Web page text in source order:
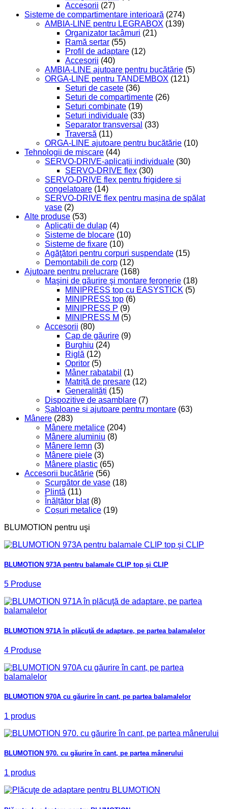
Accesorii (27)
Sisteme de compartimentare interioară (274)
AMBIA-LINE pentru LEGRABOX (139)
Organizator tacâmuri (21)
Ramă sertar (55)
Profil de adaptare (12)
Accesorii (40)
AMBIA-LINE ajutoare pentru bucătărie (5)
ORGA-LINE pentru TANDEMBOX (121)
Seturi de casete (36)
Seturi de compartimente (26)
Seturi combinate (19)
Seturi individuale (33)
Separator transversal (33)
Traversă (11)
ORGA-LINE ajutoare pentru bucătărie (10)
Tehnologii de mișcare (44)
SERVO-DRIVE-aplicații individuale (30)
SERVO-DRIVE flex (30)
SERVO-DRIVE flex pentru frigidere si
congelatoare (14)
SERVO-DRIVE flex pentru mașina de spălat
vase (2)
Alte produse (53)
Aplicații de dulap (4)
Sisteme de blocare (10)
Sisteme de fixare (10)
Agăţători pentru corpuri suspendate (15)
Demontabili de corp (12)
Ajutoare pentru prelucrare (168)
Maşini de găurire şi montare feronerie (18)
MINIPRESS top cu EASYSTICK (5)
MINIPRESS top (6)
MINIPRESS P (9)
MINIPRESS M (5)
Accesorii (80)
Cap de găurire (9)
Burghiu (24)
Riglă (12)
Opritor (5)
Mâner rabatabil (1)
Matriță de presare (12)
Generalități (15)
Dispozitive de asamblare (7)
Șabloane și ajutoare pentru montare (63)
Mânere (283)
Mânere metalice (204)
Mânere aluminiu (8)
Mânere lemn (3)
Mânere piele (3)
Mânere plastic (65)
Accesorii bucătărie (56)
Scurgător de vase (18)
Plintă (11)
Înălțător blat (8)
Coșuri metalice (19)
BLUMOTION pentru uşi
BLUMOTION 973A pentru balamale CLIP top şi CLIP
5 Produse
BLUMOTION 971A în plăcuţă de adaptare, pe partea balamalelor
4 Produse
BLUMOTION 970A cu găurire în cant, pe partea balamalelor
1 produs
BLUMOTION 970. cu găurire în cant, pe partea mânerului
1 produs